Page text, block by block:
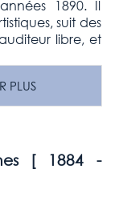
1890. Il
suit des
libre, et
PLUS
[ 1884 -